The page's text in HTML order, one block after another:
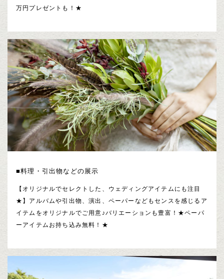
万円プレゼントも！★
■料理・引出物などの展示
【オリジナルでセレクトした、ウェディングアイテムにも注目
★】アルバムや引出物、演出、ペーパーなどもセンスを感じるア
イテムをオリジナルでご用意♪バリエーションも豊富！★ペーパ
ーアイテムお持ち込み無料！★